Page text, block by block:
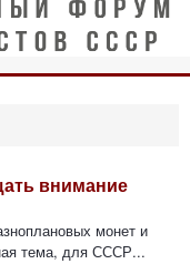
внимание
монет и
тема, для СССР...